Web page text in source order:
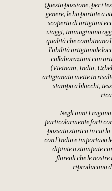
Questa passione, per i
genere, le ha portate a
scoperta di artigiani
viaggi, immaginano
qualità che combinano
l'abilità artigianale
collaborazioni con
(Vietnam, India,
artigianato mette in
stampa a blocchi,
Negli anni
particolarmente forti
passato storico in cui
con l'India e importava
dipinte o stampate
floreali che le
riproducono